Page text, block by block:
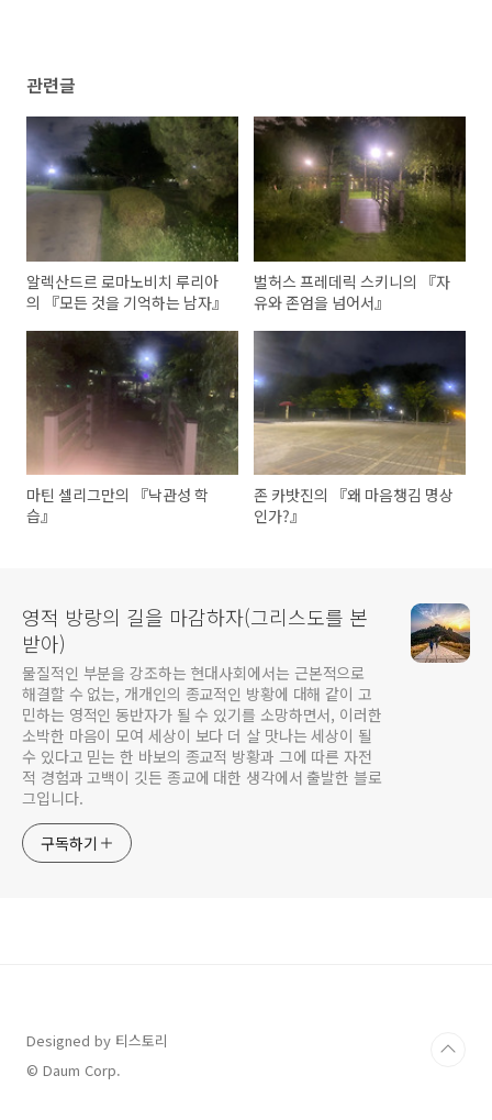
관련글
알렉산드르 로마노비치 루리아
의 『모든 것을 기억하는 남자』
벌허스 프레데릭 스키니의 『자
유와 존엄을 넘어서』
마틴 셀리그만의 『낙관성 학
습』
존 카밧진의 『왜 마음챙김 명상
인가?』
영적 방랑의 길을 마감하자(그리스도를 본
받아)
물질적인 부분을 강조하는 현대사회에서는 근본적으로
해결할 수 없는, 개개인의 종교적인 방황에 대해 같이 고
민하는 영적인 동반자가 될 수 있기를 소망하면서, 이러한
소박한 마음이 모여 세상이 보다 더 살 맛나는 세상이 될
수 있다고 믿는 한 바보의 종교적 방황과 그에 따른 자전
적 경험과 고백이 깃든 종교에 대한 생각에서 출발한 블로
그입니다.
구독하기
Designed by 티스토리
© Daum Corp.